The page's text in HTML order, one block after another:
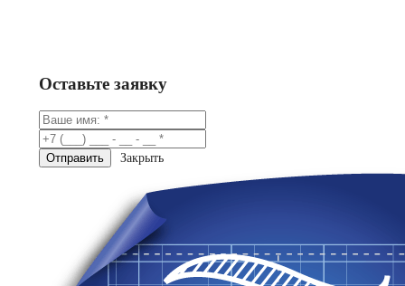
Оставьте заявку
Закрыть